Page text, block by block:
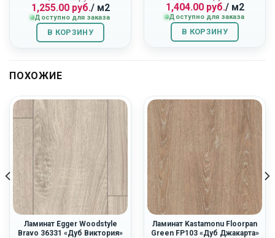
цена
составляла
1,395.00
руб..
1,255.00руб.
цена:
1,255.00
руб..
/ м2
Доступно для заказа
В КОРЗИНУ
цена
составляла
1,560.00
руб..
1,404.00руб.
цена:
1,404.00
руб..
/ м2
Доступно для заказа
В КОРЗИНУ
ПОХОЖИЕ
Ламинат Egger Woodstyle
Bravo 36331 «Дуб Виктория»
Ламинат Kastamonu Floorpan
Green FP103 «Дуб Джакарта»